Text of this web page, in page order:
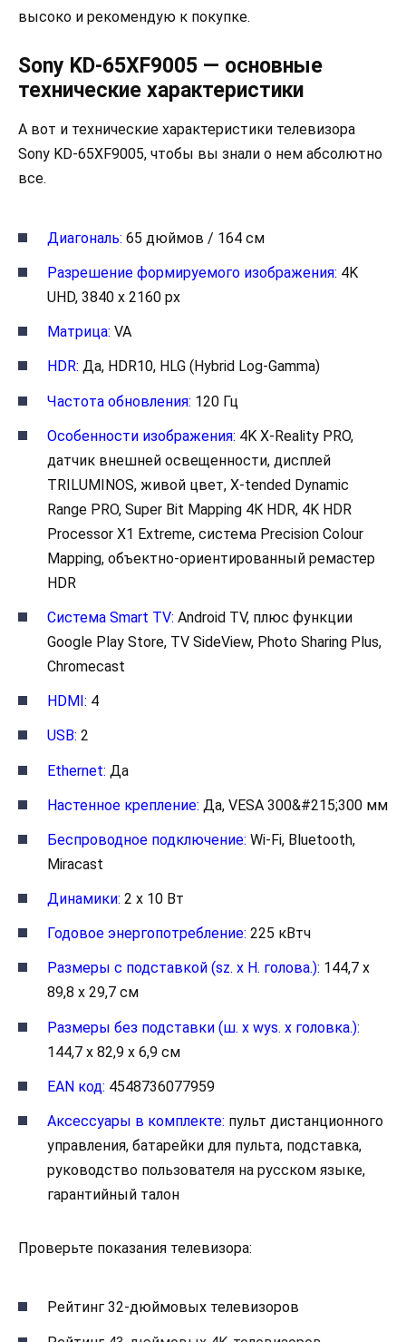
высоко и рекомендую к покупке.
Sony KD-65XF9005 — основные
технические характеристики
А вот и технические характеристики телевизора
Sony KD-65XF9005, чтобы вы знали о нем абсолютно
все.
Диагональ: 65 дюймов / 164 см
Разрешение формируемого изображения: 4K
UHD, 3840 x 2160 px
Матрица: VA
HDR: Да, HDR10, HLG (Hybrid Log-Gamma)
Частота обновления: 120 Гц
Особенности изображения: 4K X-Reality PRO,
датчик внешней освещенности, дисплей
TRILUMINOS, живой цвет, X-tended Dynamic
Range PRO, Super Bit Mapping 4K HDR, 4K HDR
Processor X1 Extreme, система Precision Colour
Mapping, объектно-ориентированный ремастер
HDR
Система Smart TV: Android TV, плюс функции
Google Play Store, TV SideView, Photo Sharing Plus,
Chromecast
HDMI: 4
USB: 2
Ethernet: Да
Настенное крепление: Да, VESA 300&#215;300 мм
Беспроводное подключение: Wi-Fi, Bluetooth,
Miracast
Динамики: 2 x 10 Вт
Годовое энергопотребление: 225 кВтч
Размеры с подставкой (sz. x H. голова.): 144,7 x
89,8 x 29,7 см
Размеры без подставки (ш. x wys. x головка.):
144,7 x 82,9 x 6,9 см
EAN код: 4548736077959
Аксессуары в комплекте: пульт дистанционного
управления, батарейки для пульта, подставка,
руководство пользователя на русском языке,
гарантийный талон
Проверьте показания телевизора:
Рейтинг 32-дюймовых телевизоров